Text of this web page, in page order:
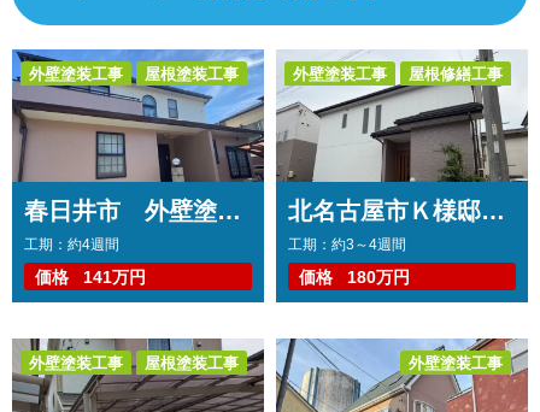
春日井市 外壁塗装工事 コーキング打ち替え、打ち増し工事 屋根塗装工事 ベランダ防水工事
工期：約4週間
価格 141万円
外壁塗装工事 屋根塗装工事
防水工事 コーキング工事
北名古屋市Ｋ様邸 外壁塗装工事 コーキング打ち替え・打ち増し工事 屋根カバー工事 トップコート工事
工期：約3～4週間
価格 180万円
外壁塗装工事 屋根修繕工事
トップコート工事
コーキング工事
外壁塗装工事 屋根塗装工事
トップコート工事
外壁塗装工事
トップコート工事